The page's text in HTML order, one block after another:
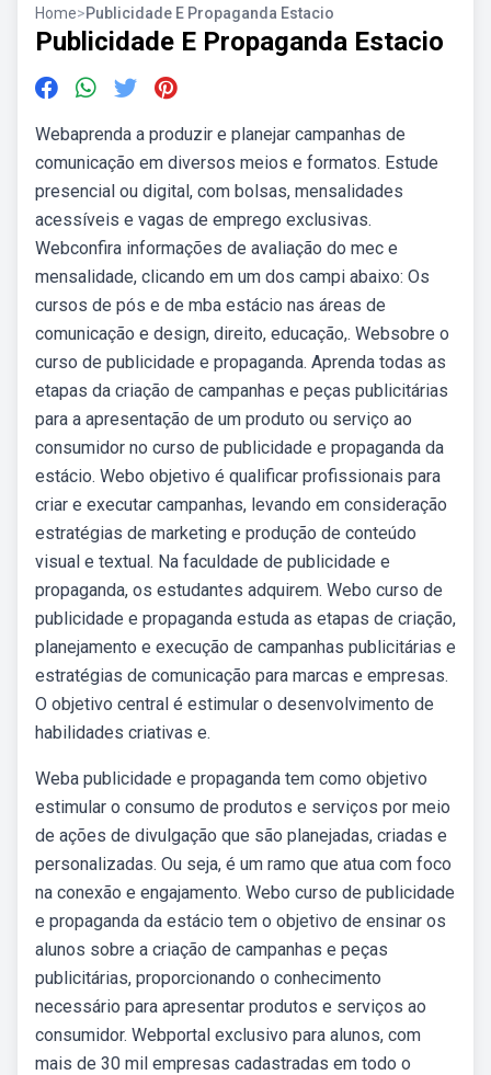
Home>Publicidade E Propaganda Estacio
Publicidade E Propaganda Estacio
Webaprenda a produzir e planejar campanhas de
comunicação em diversos meios e formatos. Estude
presencial ou digital, com bolsas, mensalidades
acessíveis e vagas de emprego exclusivas.
Webconfira informações de avaliação do mec e
mensalidade, clicando em um dos campi abaixo: Os
cursos de pós e de mba estácio nas áreas de
comunicação e design, direito, educação,. Websobre o
curso de publicidade e propaganda. Aprenda todas as
etapas da criação de campanhas e peças publicitárias
para a apresentação de um produto ou serviço ao
consumidor no curso de publicidade e propaganda da
estácio. Webo objetivo é qualificar profissionais para
criar e executar campanhas, levando em consideração
estratégias de marketing e produção de conteúdo
visual e textual. Na faculdade de publicidade e
propaganda, os estudantes adquirem. Webo curso de
publicidade e propaganda estuda as etapas de criação,
planejamento e execução de campanhas publicitárias e
estratégias de comunicação para marcas e empresas.
O objetivo central é estimular o desenvolvimento de
habilidades criativas e.
Weba publicidade e propaganda tem como objetivo
estimular o consumo de produtos e serviços por meio
de ações de divulgação que são planejadas, criadas e
personalizadas. Ou seja, é um ramo que atua com foco
na conexão e engajamento. Webo curso de publicidade
e propaganda da estácio tem o objetivo de ensinar os
alunos sobre a criação de campanhas e peças
publicitárias, proporcionando o conhecimento
necessário para apresentar produtos e serviços ao
consumidor. Webportal exclusivo para alunos, com
mais de 30 mil empresas cadastradas em todo o